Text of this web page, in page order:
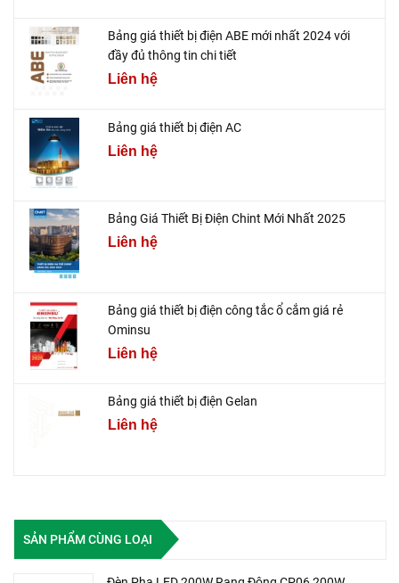
Bảng giá thiết bị điện ABE mới nhất 2024 với
đầy đủ thông tin chi tiết
Liên hệ
Bảng giá thiết bị điện AC
Liên hệ
Bảng Giá Thiết Bị Điện Chint Mới Nhất 2025
Liên hệ
Bảng giá thiết bị điện công tắc ổ cắm giá rẻ
Ominsu
Liên hệ
Bảng giá thiết bị điện Gelan
Liên hệ
SẢN PHẨM CÙNG LOẠI